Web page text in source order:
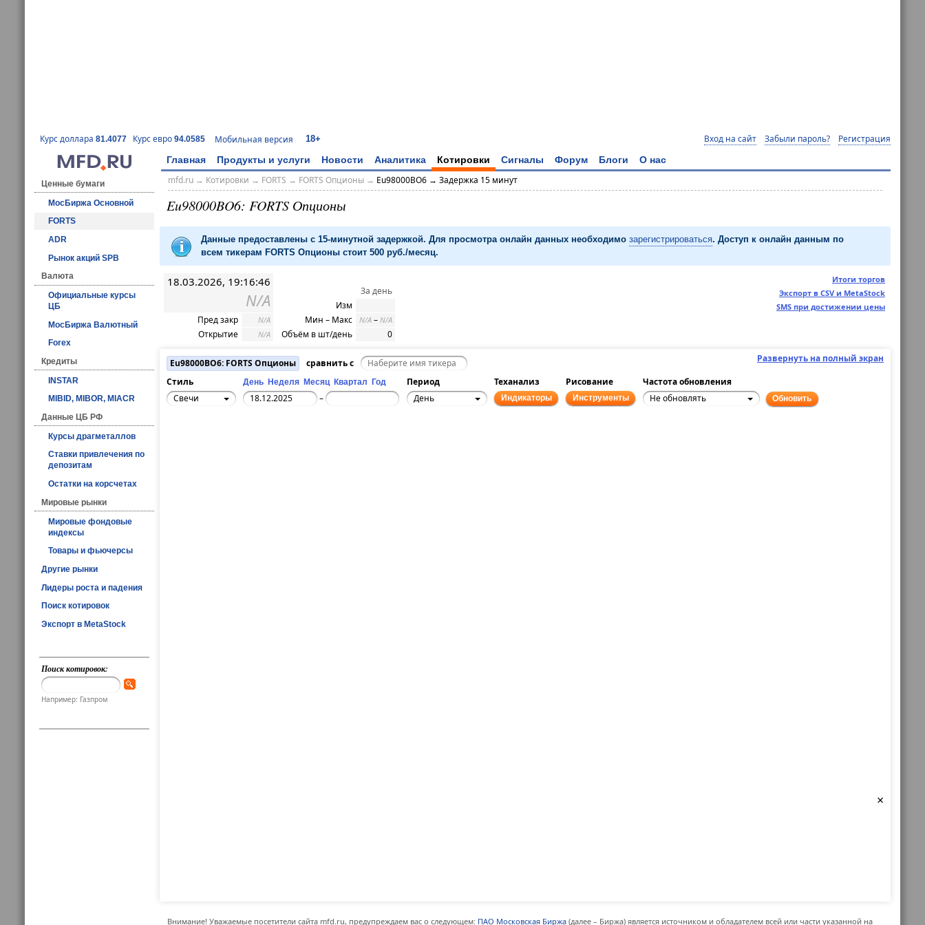
Курс доллара 81.4077 Курс евро 94.0585 Мобильная версия 18+ Вход на сайт Забыли пароль? Регистрация
Главная Продукты и услуги Новости Аналитика Котировки Сигналы Форум Блоги О нас
Ценные бумаги
МосБиржа Основной
FORTS
ADR
Рынок акций SPB
Валюта
Официальные курсы
ЦБ
МосБиржа Валютный
Forex
Кредиты
INSTAR
MIBID, MIBOR, MIACR
Данные ЦБ РФ
Курсы драгметаллов
Ставки привлечения по
депозитам
Остатки на корсчетах
Мировые рынки
Мировые фондовые
индексы
Товары и фьючерсы
Другие рынки
Лидеры роста и падения
Поиск котировок
Экспорт в MetaStock
Поиск котировок:
Например: Газпром
mfd.ru→ Котировки → FORTS → FORTS Опционы→ Eu98000BO6 → Задержка 15 минут
Eu98000BO6: FORTS Опционы
Данные предоставлены с 15-минутной задержкой. Для просмотра онлайн данных необходимо зарегистрироваться. Доступ к онлайн данным по
всем тикерам FORTS Опционы стоит 500 руб./месяц.
Итоги торгов
Экспорт в CSV и MetaStock
SMS при достижении цены
18.03.2026, 19:16:46
N/A
Пред закр N/A
Открытие N/A
За день
Изм
Мин – Макс
N/A – N/A
Объём в шт/день 0
Развернуть на полный экран
Eu98000BO6: FORTS Опционы
сравнить с
Стиль
День Неделя Месяц Квартал Год Период Теханализ Рисование
Частота обновления
Свечи
– День Индикаторы Инструменты Не обновлять Обновить
×
Внимание! Уважаемые посетители сайта mfd.ru, предупреждаем вас о следующем: ПАО Московская Биржа (далее – Биржа) является источником и обладателем всей или части указанной на